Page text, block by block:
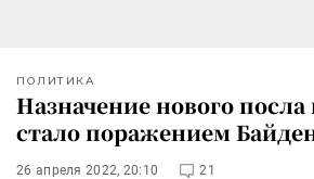
ПОЛИТИКА
Назначение нового посла
стало поражением
26 апреля 2022, 20:10 21